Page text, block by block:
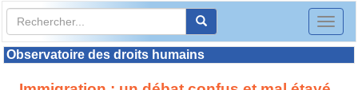
Toggle
Observatoire des droits humains